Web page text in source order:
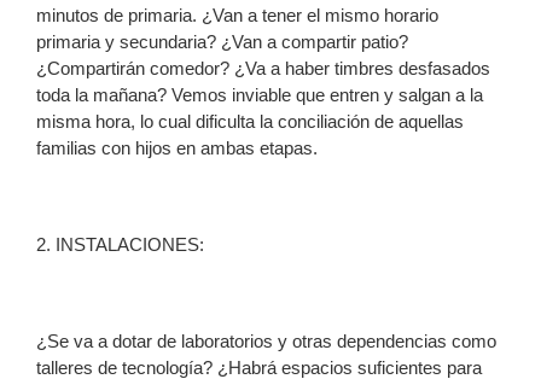
minutos de primaria. ¿Van a tener el mismo horario
primaria y secundaria? ¿Van a compartir patio?
¿Compartirán comedor? ¿Va a haber timbres desfasados
toda la mañana? Vemos inviable que entren y salgan a la
misma hora, lo cual dificulta la conciliación de aquellas
familias con hijos en ambas etapas.
2. INSTALACIONES:
¿Se va a dotar de laboratorios y otras dependencias como
talleres de tecnología? ¿Habrá espacios suficientes para